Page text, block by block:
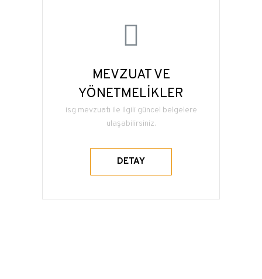
MEVZUAT VE
YÖNETMELİKLER
isg mevzuatı ile ilgili güncel belgelere
ulaşabilirsiniz.
DETAY